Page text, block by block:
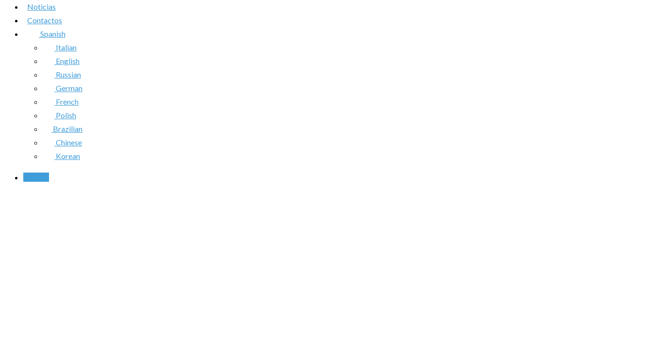
Noticias
Contactos
Spanish
Italian
English
Russian
German
French
Polish
Brazilian
Chinese
Korean